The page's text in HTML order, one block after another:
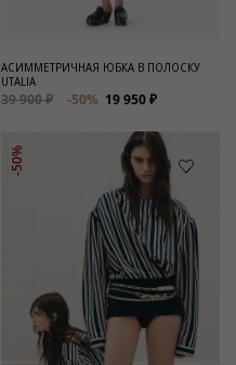
АСИММЕТРИЧНАЯ ЮБКА В ПОЛОСКУ
UTALIA
39 900 ₽ -50% 19 950 ₽
-50%